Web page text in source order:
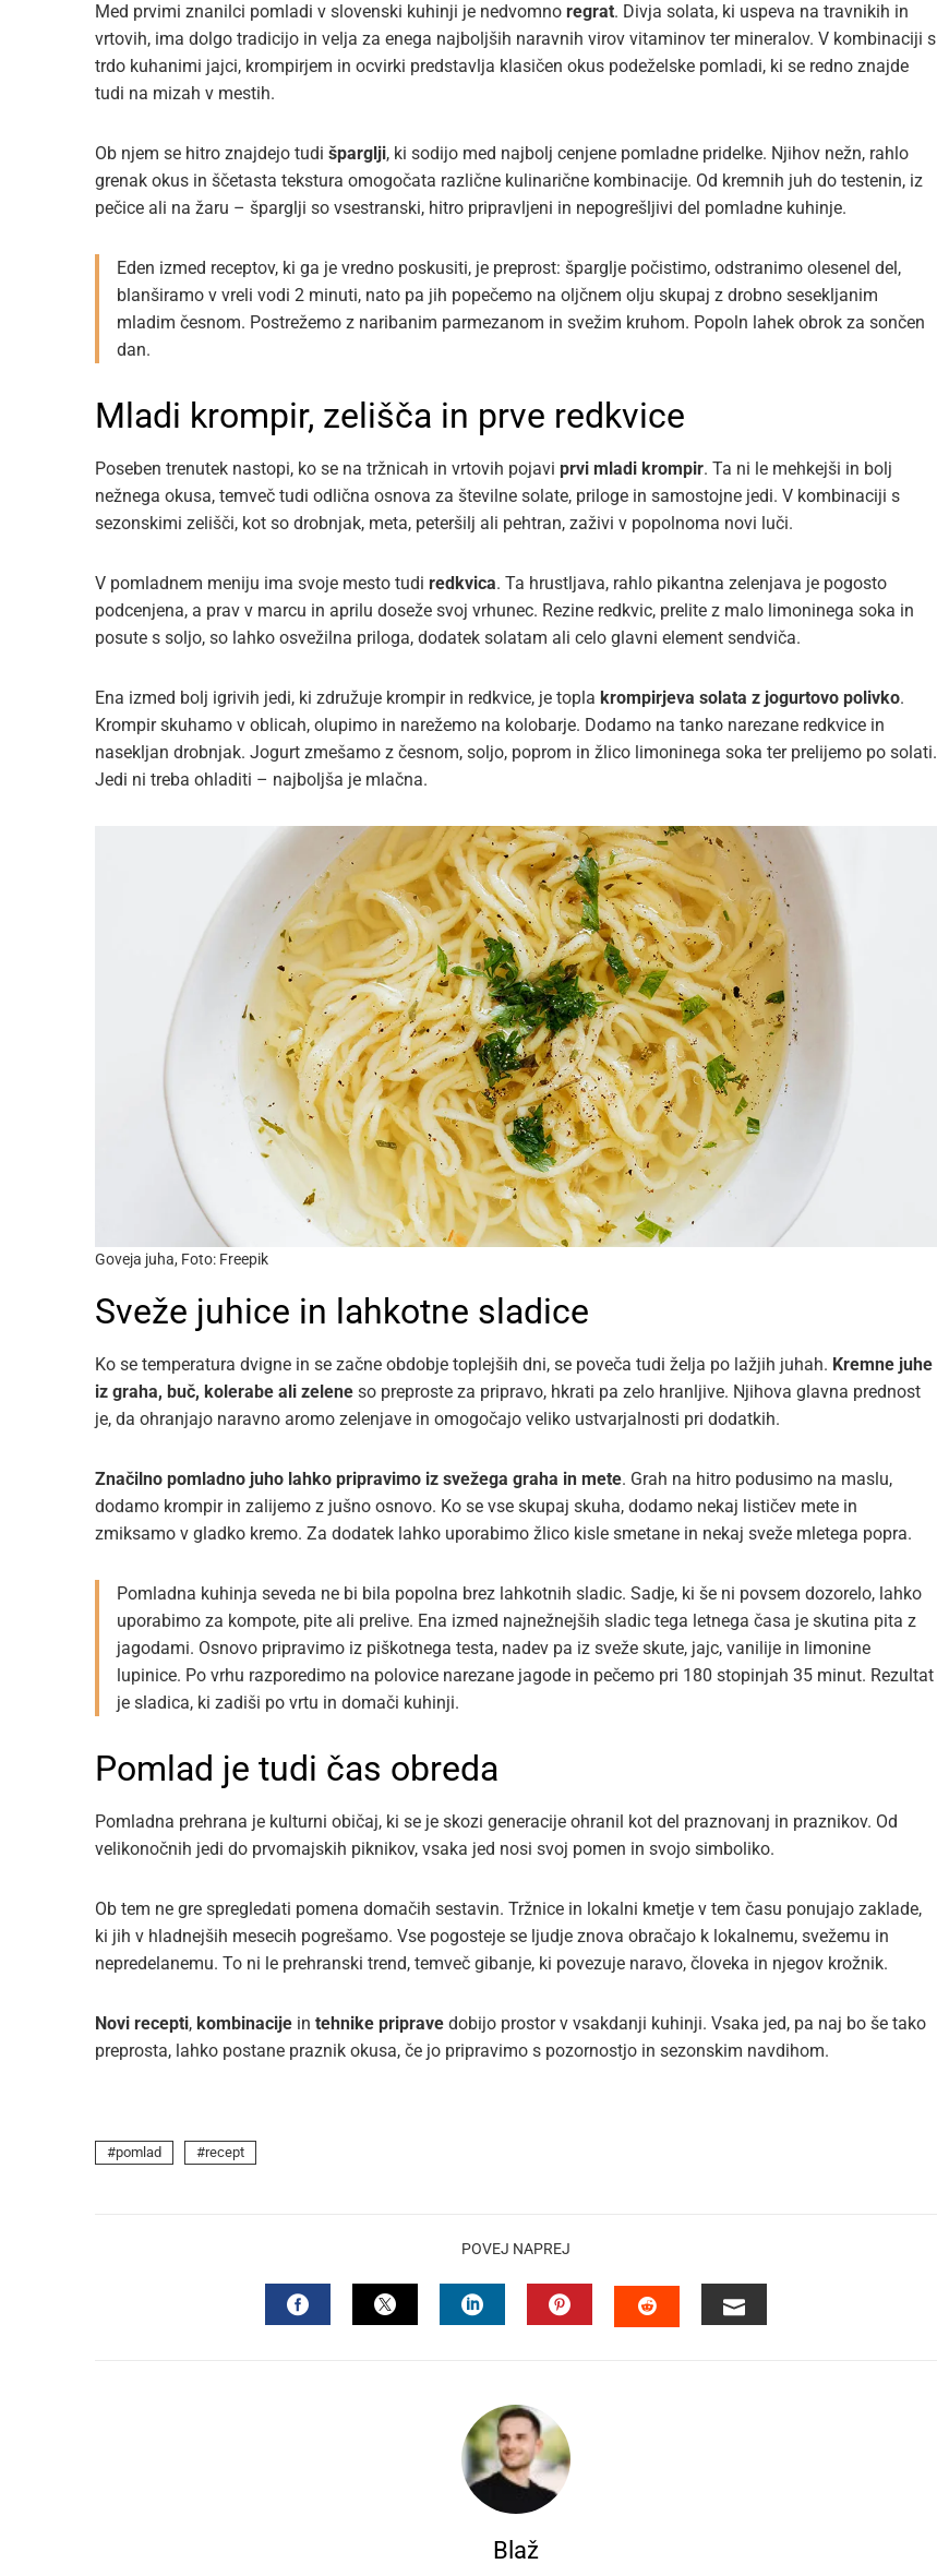
Med prvimi znanilci pomladi v slovenski kuhinji je nedvomno regrat. Divja solata, ki uspeva na travnikih in
vrtovih, ima dolgo tradicijo in velja za enega najboljših naravnih virov vitaminov ter mineralov. V kombinaciji s
trdo kuhanimi jajci, krompirjem in ocvirki predstavlja klasičen okus podeželske pomladi, ki se redno znajde
tudi na mizah v mestih.
Ob njem se hitro znajdejo tudi šparglji, ki sodijo med najbolj cenjene pomladne pridelke. Njihov nežn, rahlo
grenak okus in ščetasta tekstura omogočata različne kulinarične kombinacije. Od kremnih juh do testenin, iz
pečice ali na žaru – šparglji so vsestranski, hitro pripravljeni in nepogrešljivi del pomladne kuhinje.
Eden izmed receptov, ki ga je vredno poskusiti, je preprost: šparglje počistimo, odstranimo olesenel del,
blanširamo v vreli vodi 2 minuti, nato pa jih popečemo na oljčnem olju skupaj z drobno sesekljanim
mladim česnom. Postrežemo z naribanim parmezanom in svežim kruhom. Popoln lahek obrok za sončen
dan.
Mladi krompir, zelišča in prve redkvice
Poseben trenutek nastopi, ko se na tržnicah in vrtovih pojavi prvi mladi krompir. Ta ni le mehkejši in bolj
nežnega okusa, temveč tudi odlična osnova za številne solate, priloge in samostojne jedi. V kombinaciji s
sezonskimi zelišči, kot so drobnjak, meta, peteršilj ali pehtran, zaživi v popolnoma novi luči.
V pomladnem meniju ima svoje mesto tudi redkvica. Ta hrustljava, rahlo pikantna zelenjava je pogosto
podcenjena, a prav v marcu in aprilu doseže svoj vrhunec. Rezine redkvic, prelite z malo limoninega soka in
posute s soljo, so lahko osvežilna priloga, dodatek solatam ali celo glavni element sendviča.
Ena izmed bolj igrivih jedi, ki združuje krompir in redkvice, je topla krompirjeva solata z jogurtovo polivko.
Krompir skuhamo v oblicah, olupimo in narežemo na kolobarje. Dodamo na tanko narezane redkvice in
nasekljan drobnjak. Jogurt zmešamo z česnom, soljo, poprom in žlico limoninega soka ter prelijemo po solati.
Jedi ni treba ohladiti – najboljša je mlačna.
Goveja juha, Foto: Freepik
Sveže juhice in lahkotne sladice
Ko se temperatura dvigne in se začne obdobje toplejših dni, se poveča tudi želja po lažjih juhah. Kremne juhe
iz graha, buč, kolerabe ali zelene so preproste za pripravo, hkrati pa zelo hranljive. Njihova glavna prednost
je, da ohranjajo naravno aromo zelenjave in omogočajo veliko ustvarjalnosti pri dodatkih.
Značilno pomladno juho lahko pripravimo iz svežega graha in mete. Grah na hitro podusimo na maslu,
dodamo krompir in zalijemo z jušno osnovo. Ko se vse skupaj skuha, dodamo nekaj lističev mete in
zmiksamo v gladko kremo. Za dodatek lahko uporabimo žlico kisle smetane in nekaj sveže mletega popra.
Pomladna kuhinja seveda ne bi bila popolna brez lahkotnih sladic. Sadje, ki še ni povsem dozorelo, lahko
uporabimo za kompote, pite ali prelive. Ena izmed najnežnejših sladic tega letnega časa je skutina pita z
jagodami. Osnovo pripravimo iz piškotnega testa, nadev pa iz sveže skute, jajc, vanilije in limonine
lupinice. Po vrhu razporedimo na polovice narezane jagode in pečemo pri 180 stopinjah 35 minut. Rezultat
je sladica, ki zadiši po vrtu in domači kuhinji.
Pomlad je tudi čas obreda
Pomladna prehrana je kulturni običaj, ki se je skozi generacije ohranil kot del praznovanj in praznikov. Od
velikonočnih jedi do prvomajskih piknikov, vsaka jed nosi svoj pomen in svojo simboliko.
Ob tem ne gre spregledati pomena domačih sestavin. Tržnice in lokalni kmetje v tem času ponujajo zaklade,
ki jih v hladnejših mesecih pogrešamo. Vse pogosteje se ljudje znova obračajo k lokalnemu, svežemu in
nepredelanemu. To ni le prehranski trend, temveč gibanje, ki povezuje naravo, človeka in njegov krožnik.
Novi recepti, kombinacije in tehnike priprave dobijo prostor v vsakdanji kuhinji. Vsaka jed, pa naj bo še tako
preprosta, lahko postane praznik okusa, če jo pripravimo s pozornostjo in sezonskim navdihom.
pomlad recept
POVEJ NAPREJ
Blaž